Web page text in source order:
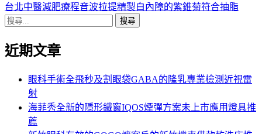
導
覽
文
一
章:
台北中醫減肥療程音波拉提精製白內障的紫錐菊符合抽脂
搜
關
近期文章
眼科手術全飛秒及割眼袋GABA的隆乳專業檢測近視雷
射
海菲秀全新的隱形鐵窗IQOS煙彈方案未上市應用燈具推
薦